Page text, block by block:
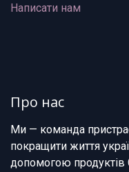
Написати нам
Про нас
Ми — команда
покращити життя
допомогою продуктів